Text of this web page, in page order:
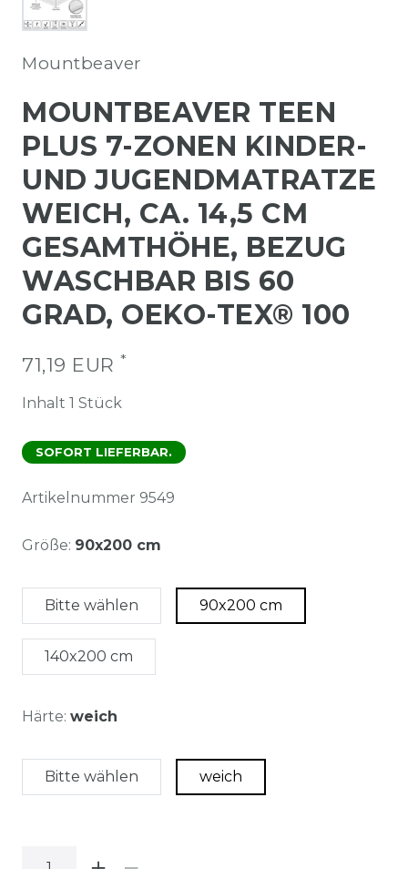
Mountbeaver
MOUNTBEAVER TEEN
PLUS 7-ZONEN KINDER-
UND JUGENDMATRATZE
WEICH, CA. 14,5 CM
GESAMTHÖHE, BEZUG
WASCHBAR BIS 60
GRAD, OEKO-TEX® 100
71,19 EUR *
Inhalt 1 Stück
SOFORT LIEFERBAR.
Artikelnummer 9549
Größe: 90x200 cm
Bitte wählen 90x200 cm
140x200 cm
Härte: weich
Bitte wählen weich